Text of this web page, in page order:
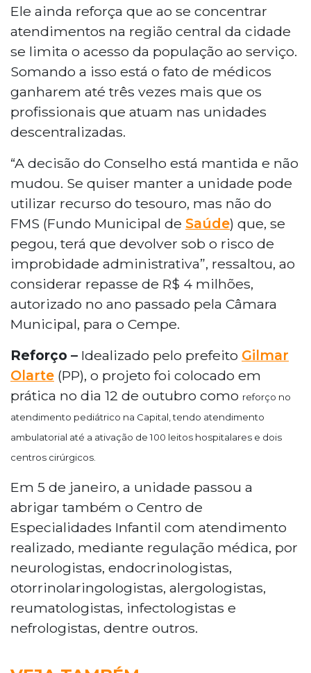
Ele ainda reforça que ao se concentrar
atendimentos na região central da cidade
se limita o acesso da população ao serviço.
Somando a isso está o fato de médicos
ganharem até três vezes mais que os
profissionais que atuam nas unidades
descentralizadas.
“A decisão do Conselho está mantida e não
mudou. Se quiser manter a unidade pode
utilizar recurso do tesouro, mas não do
FMS (Fundo Municipal de Saúde) que, se
pegou, terá que devolver sob o risco de
improbidade administrativa”, ressaltou, ao
considerar repasse de R$ 4 milhões,
autorizado no ano passado pela Câmara
Municipal, para o Cempe.
Reforço – Idealizado pelo prefeito Gilmar
Olarte (PP), o projeto foi colocado em
prática no dia 12 de outubro como reforço no
atendimento pediátrico na Capital, tendo atendimento
ambulatorial até a ativação de 100 leitos hospitalares e dois
centros cirúrgicos.
Em 5 de janeiro, a unidade passou a
abrigar também o Centro de
Especialidades Infantil com atendimento
realizado, mediante regulação médica, por
neurologistas, endocrinologistas,
otorrinolaringologistas, alergologistas,
reumatologistas, infectologistas e
nefrologistas, dentre outros.